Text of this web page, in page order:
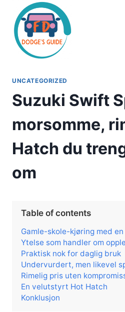
content
UNCATEGORIZED
Suzuki Swift
morsomme,
Hatch du
om
Table of contents
Gamle-skole-kjøring med
Ytelse som handler om
Praktisk nok for daglig bruk
Undervurdert, men likevel
Rimelig pris uten
En velutstyrt Hot Hatch
Konklusjon